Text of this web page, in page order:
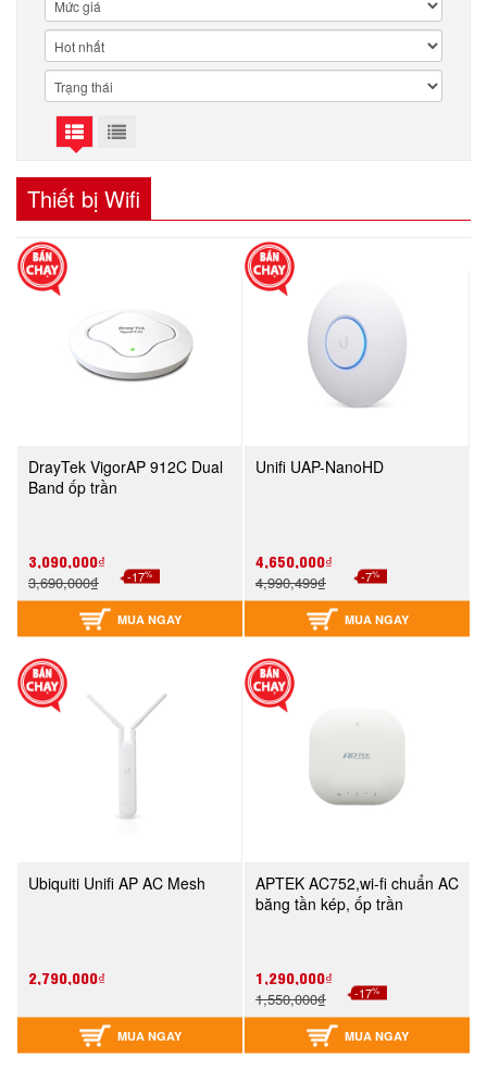
Thiết bị Wifi
DrayTek VigorAP 912C Dual
Band ốp trần
3,090,000₫
3,690,000₫ -17%
MUA NGAY
Unifi UAP-NanoHD
4,650,000₫
4,990,499₫ -7%
MUA NGAY
Ubiquiti Unifi AP AC Mesh
2,790,000₫
MUA NGAY
APTEK AC752,wi-fi chuẩn AC
băng tần kép, ốp trần
1,290,000₫
1,550,000₫ -17%
MUA NGAY